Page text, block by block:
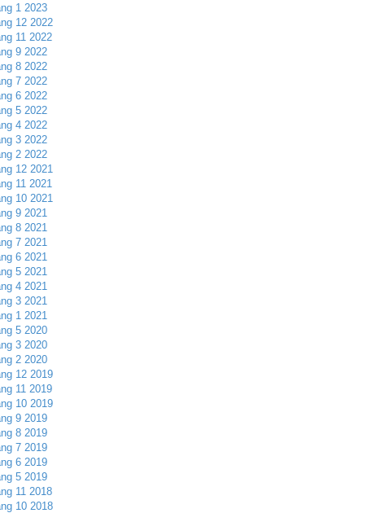
1 2023
12 2022
11 2022
9 2022
8 2022
7 2022
6 2022
5 2022
4 2022
3 2022
2 2022
12 2021
11 2021
10 2021
9 2021
8 2021
7 2021
6 2021
5 2021
4 2021
3 2021
1 2021
5 2020
3 2020
2 2020
12 2019
11 2019
10 2019
9 2019
8 2019
7 2019
6 2019
5 2019
11 2018
10 2018